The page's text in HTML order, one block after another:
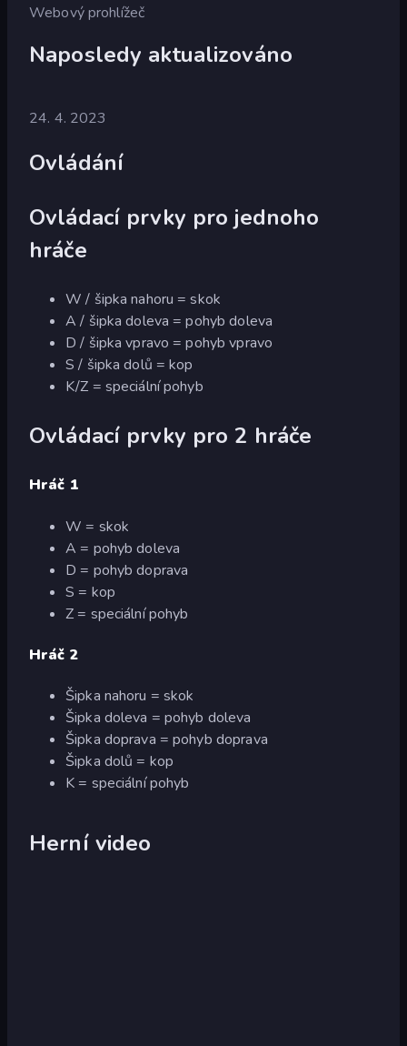
Webový prohlížeč
Naposledy aktualizováno
24. 4. 2023
Ovládání
Ovládací prvky pro jednoho
hráče
W / šipka nahoru = skok
A / šipka doleva = pohyb doleva
D / šipka vpravo = pohyb vpravo
S / šipka dolů = kop
K/Z = speciální pohyb
Ovládací prvky pro 2 hráče
Hráč 1
W = skok
A = pohyb doleva
D = pohyb doprava
S = kop
Z = speciální pohyb
Hráč 2
Šipka nahoru = skok
Šipka doleva = pohyb doleva
Šipka doprava = pohyb doprava
Šipka dolů = kop
K = speciální pohyb
Herní video